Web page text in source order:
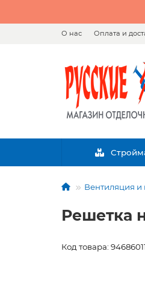
О нас Оплата и
Вентиляция и
Решетка
Код товара: